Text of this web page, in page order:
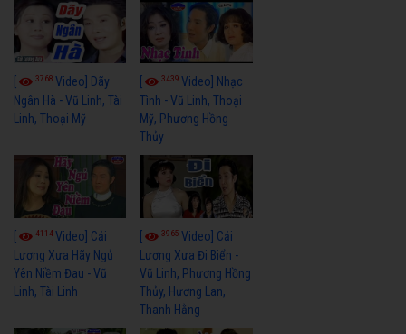
3768 Video] Dãy
Ngân Hà - Vũ Linh, Tài
Linh, Thoại Mỹ
3439Video] Nhạc
Tình - Vũ Linh, Thoại
Mỹ, Phương Hồng
Thủy
4114Video] Cải
Lương Xưa Hãy Ngủ
Yên Niềm Đau - Vũ
Linh, Tài Linh
3965Video] Cải
Lương Xưa Đi Biển -
Vũ Linh, Phương Hồng
Thủy, Hương Lan,
Thanh Hằng